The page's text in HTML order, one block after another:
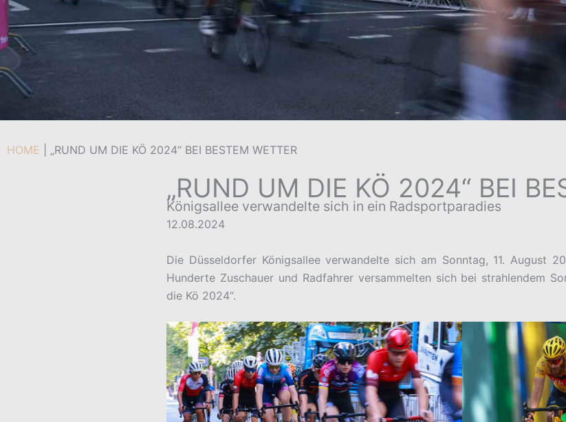
HOME „RUND UM DIE KÖ 2024“ BEI BESTEM WETTER
„RUND UM DIE KÖ 2024“ BEI
Königsallee verwandelte sich in ein Radsportparadies
12.08.2024
Die Düsseldorfer Königsallee verwandelte sich am Sonntag, 11. August
Hunderte Zuschauer und Radfahrer versammelten sich bei strahlendem
die Kö 2024“.